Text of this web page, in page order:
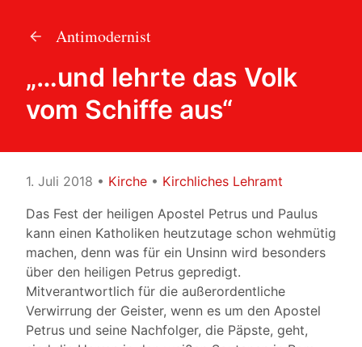
Antimodernist
„…und lehrte das Volk
vom Schiffe aus“
1. Juli 2018 • Kirche • Kirchliches Lehramt
Das Fest der heiligen Apostel Petrus und Paulus
kann einen Katholiken heutzutage schon wehmütig
machen, denn was für ein Unsinn wird besonders
über den heiligen Petrus gepredigt.
Mitverantwortlich für die außerordentliche
Verwirrung der Geister, wenn es um den Apostel
Petrus und seine Nachfolger, die Päpste, geht,